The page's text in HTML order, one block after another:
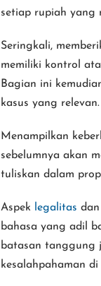
setiap rupiah yang
Seringkali,
memiliki kontrol
Bagian ini
kasus yang relevan.
Menampilkan
sebelumnya akan
tuliskan dalam
Aspek legalitas
bahasa yang adil
batasan tanggung
kesalahpahaman di